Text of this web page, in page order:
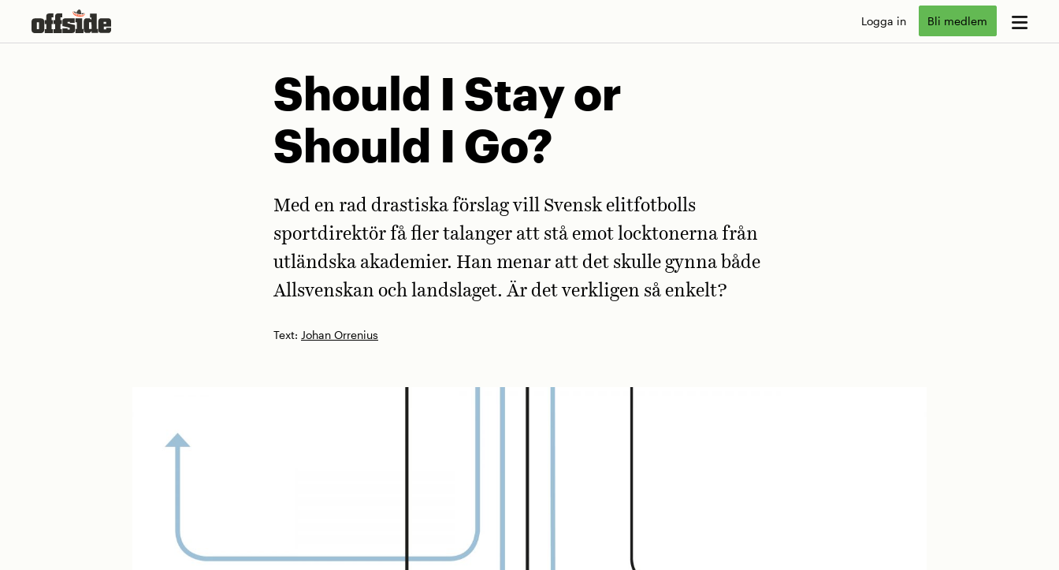
Logga in Bli medlem
Should I Stay or
Should I Go?
Text: Johan Orrenius
Med en rad drastiska förslag vill Svensk elitfotbolls
sportdirektör få fler talanger att stå emot locktonerna från
utländska akademier. Han menar att det skulle gynna både
Allsvenskan och landslaget. Är det verkligen så enkelt?